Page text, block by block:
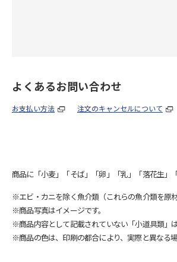
よくあるお問い合わせ
お支払い方法 注文のキャンセルについて
商品に「小麦」「そば」「卵」「乳」「落花生」
※エビ・カニを除く魚介類（これらの魚介類を原
※商品写真はイメージです。
※商品内容として記載されていない「小道具類」
※商品の色は、印刷の都合により、実際と異なる場